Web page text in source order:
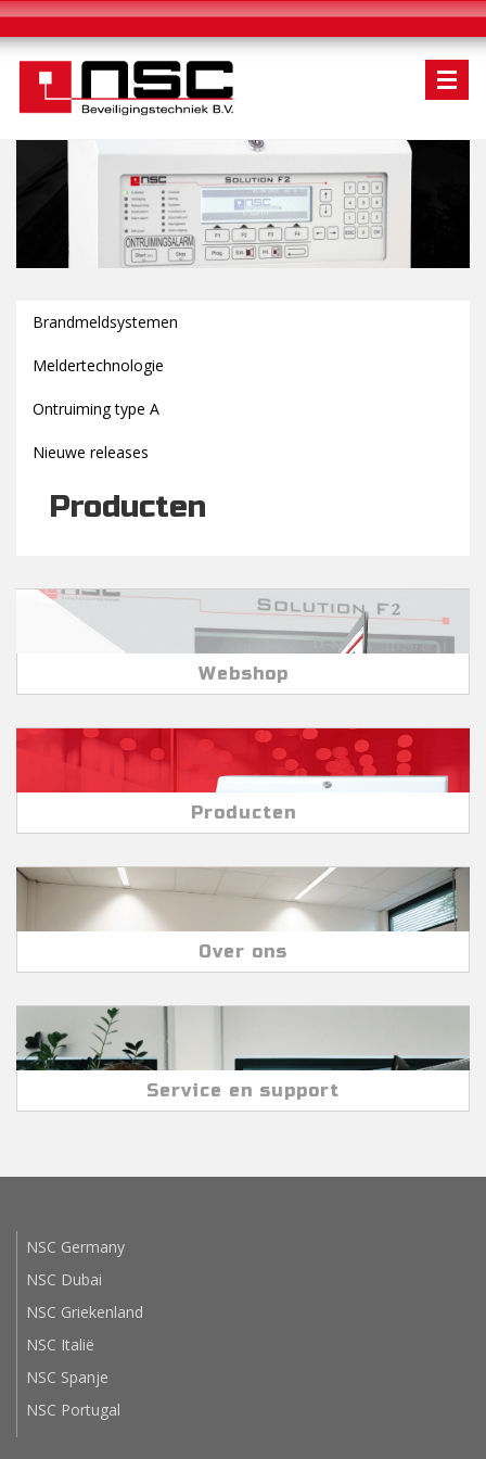
Brandmeldsystemen
Meldertechnologie
Ontruiming type A
Nieuwe releases
Producten
Webshop
Producten
Over ons
Service en support
NSC Germany
NSC Dubai
NSC Griekenland
NSC Italië
NSC Spanje
NSC Portugal